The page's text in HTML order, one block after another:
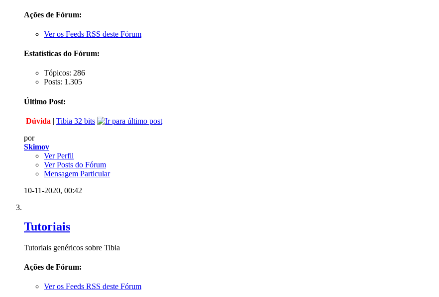
Ações de Fórum:
Ver os Feeds RSS deste Fórum
Estatísticas do Fórum:
Tópicos: 286
Posts: 1.305
Último Post:
Dúvida | Tibia 32 bits
por
Skimov
Ver Perfil
Ver Posts do Fórum
Mensagem Particular
10-11-2020, 00:42
Tutoriais
Tutoriais genéricos sobre Tibia
Ações de Fórum:
Ver os Feeds RSS deste Fórum